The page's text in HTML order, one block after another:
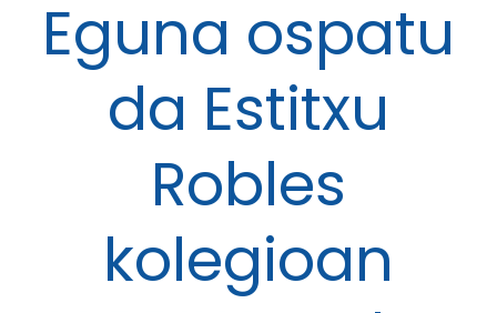
Eguna ospatu
da Estitxu
Robles
kolegioan